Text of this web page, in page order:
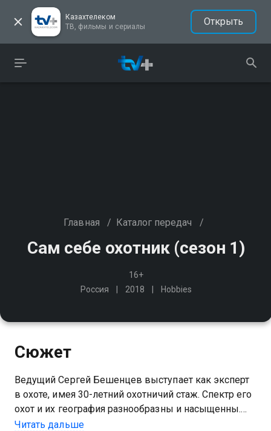
Казахтелеком
ТВ, фильмы и сериалы
Открыть
Главная / Каталог передач /
Сам себе охотник (сезон 1)
16+
Россия
2018 Hobbies
Сюжет
Ведущий Сергей Бешенцев выступает как эксперт
в охоте, имея 30-летний охотничий стаж. Спектр его
охот и их география разнообразны и насыщенны.
Охотничий опыт Сергея стал основой для создания
Читать дальше